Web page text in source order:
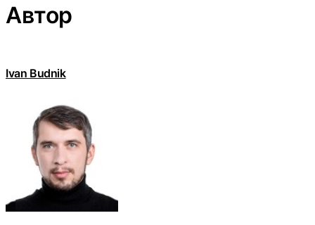
Автор
Ivan Budnik